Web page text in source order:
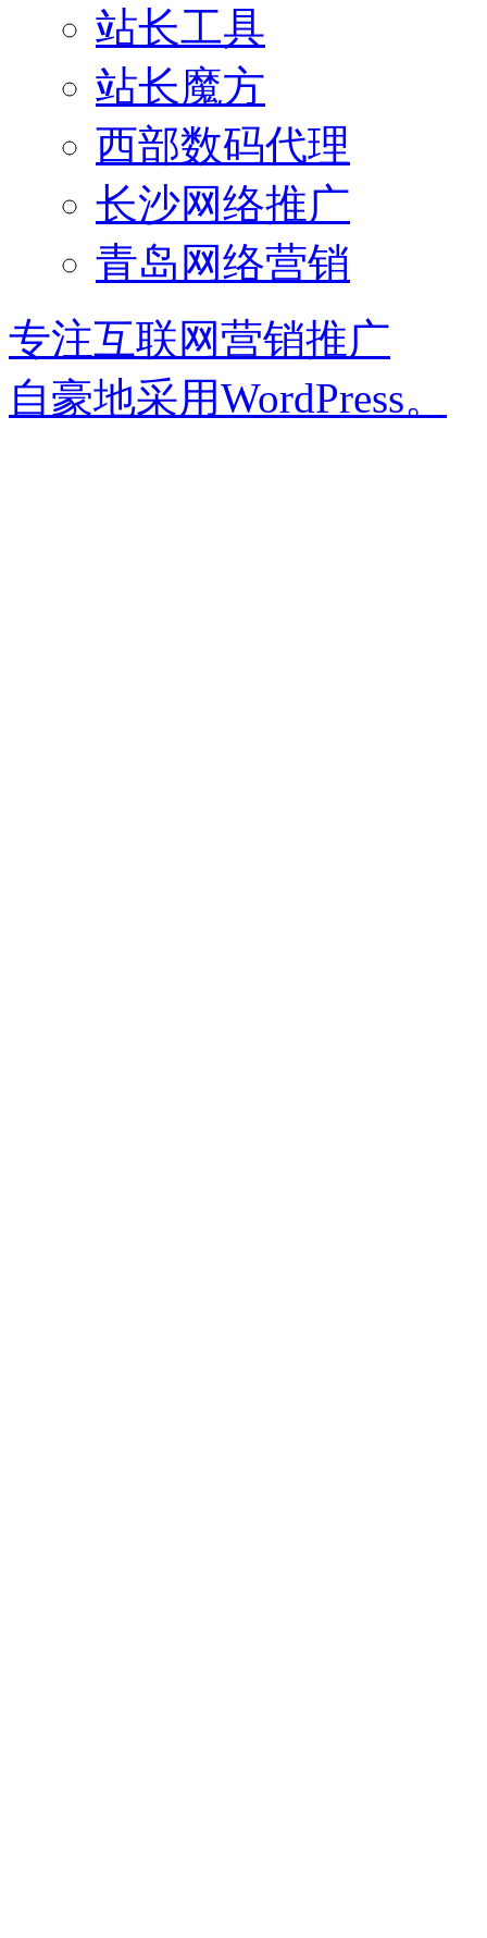
站长工具
站长魔方
西部数码代理
长沙网络推广
青岛网络营销
专注互联网营销推广
自豪地采用WordPress。